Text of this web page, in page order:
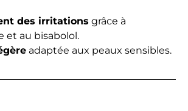
des irritations grâce à
et au bisabolol.
adaptée aux peaux sensibles.